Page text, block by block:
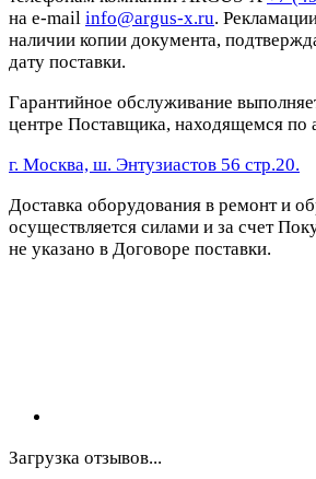
на e-mail info@argus-x.ru.
наличии копии документа,
дату поставки.
Гарантийное обслуживание
центре Поставщика, находящемся по
г. Москва, ш. Энтузиастов 56 стр.20.
Доставка оборудования в ремонт и
осуществляется силами и за счет
не указано в Договоре поставки.
Загрузка отзывов...